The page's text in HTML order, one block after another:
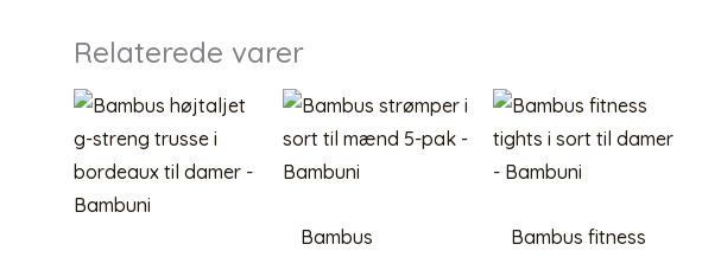
Relaterede varer
Bambus
Bambus fitness